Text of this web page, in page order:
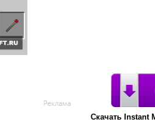
Скачать Instant